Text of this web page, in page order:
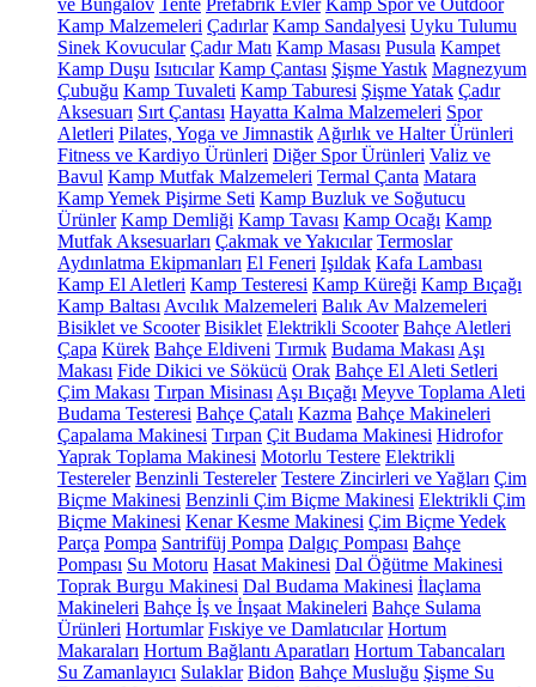
ve Bungalov Tente Prefabrik Evler Kamp Spor ve Outdoor
Kamp Malzemeleri Çadırlar Kamp Sandalyesi Uyku Tulumu
Sinek Kovucular Çadır Matı Kamp Masası Pusula Kampet
Kamp Duşu Isıtıcılar Kamp Çantası Şişme Yastık Magnezyum
Çubuğu Kamp Tuvaleti Kamp Taburesi Şişme Yatak Çadır
Aksesuarı Sırt Çantası Hayatta Kalma Malzemeleri Spor
Aletleri Pilates, Yoga ve Jimnastik Ağırlık ve Halter Ürünleri
Fitness ve Kardiyo Ürünleri Diğer Spor Ürünleri Valiz ve
Bavul Kamp Mutfak Malzemeleri Termal Çanta Matara
Kamp Yemek Pişirme Seti Kamp Buzluk ve Soğutucu
Ürünler Kamp Demliği Kamp Tavası Kamp Ocağı Kamp
Mutfak Aksesuarları Çakmak ve Yakıcılar Termoslar
Aydınlatma Ekipmanları El Feneri Işıldak Kafa Lambası
Kamp El Aletleri Kamp Testeresi Kamp Küreği Kamp Bıçağı
Kamp Baltası Avcılık Malzemeleri Balık Av Malzemeleri
Bisiklet ve Scooter Bisiklet Elektrikli Scooter Bahçe Aletleri
Çapa Kürek Bahçe Eldiveni Tırmık Budama Makası Aşı
Makası Fide Dikici ve Sökücü Orak Bahçe El Aleti Setleri
Çim Makası Tırpan Misinası Aşı Bıçağı Meyve Toplama Aleti
Budama Testeresi Bahçe Çatalı Kazma Bahçe Makineleri
Çapalama Makinesi Tırpan Çit Budama Makinesi Hidrofor
Yaprak Toplama Makinesi Motorlu Testere Elektrikli
Testereler Benzinli Testereler Testere Zincirleri ve Yağları Çim
Biçme Makinesi Benzinli Çim Biçme Makinesi Elektrikli Çim
Biçme Makinesi Kenar Kesme Makinesi Çim Biçme Yedek
Parça Pompa Santrifüj Pompa Dalgıç Pompası Bahçe
Pompası Su Motoru Hasat Makinesi Dal Öğütme Makinesi
Toprak Burgu Makinesi Dal Budama Makinesi İlaçlama
Makineleri Bahçe İş ve İnşaat Makineleri Bahçe Sulama
Ürünleri Hortumlar Fıskiye ve Damlatıcılar Hortum
Makaraları Hortum Bağlantı Aparatları Hortum Tabancaları
Su Zamanlayıcı Sulaklar Bidon Bahçe Musluğu Şişme Su